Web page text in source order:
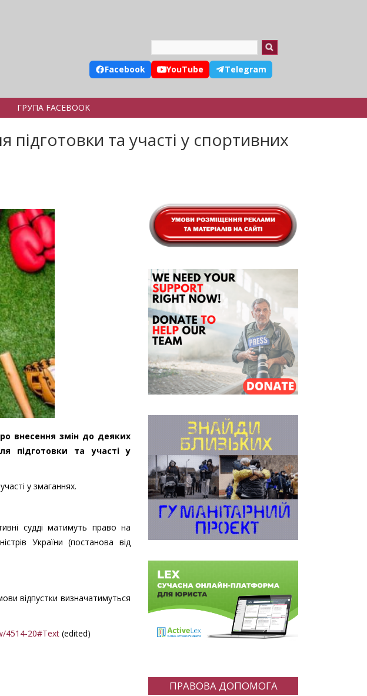
Facebook YouTube Telegram
ГРУПА FACEBOOK
підготовки та участі у спортивних
внесення змін до деяких
підготовки та участі у
у змаганнях.
судді матимуть право на
України (постанова від
відпустки визначатимуться
4514-20#Text (edited)
ПРАВОВА ДОПОМОГА